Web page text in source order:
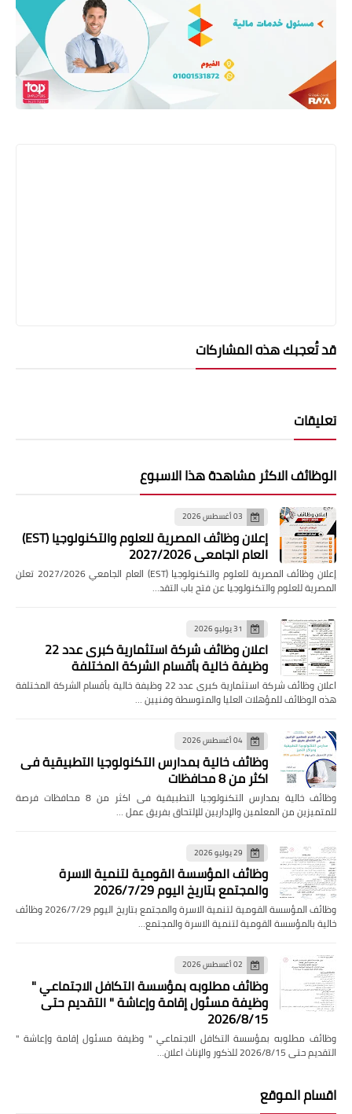
قد تُعجبك هذه المشاركات
تعليقات
الوظائف الاكثر مشاهدة هذا الاسبوع
03 أغسطس 2026
إعلان وظائف المصرية للعلوم والتكنولوجيا (EST)
العام الجامعي 2027/2026
إعلان وظائف المصرية للعلوم والتكنولوجيا (EST) العام الجامعي 2027/2026 تعلن
المصرية للعلوم والتكنولوجيا عن فتح باب التقد…
31 يوليو 2026
اعلان وظائف شركة استثمارية كبرى عدد 22
وظيفة خالية بأقسام الشركة المختلفة
اعلان وظائف شركة استثمارية كبرى عدد 22 وظيفة خالية بأقسام الشركة المختلفة
هذه الوظائف للمؤهلات العليا والمتوسطة وفنيين …
04 أغسطس 2026
وظائف خالية بمدارس التكنولوجيا التطبيقية فى
اكثر من 8 محافظات
وظائف خالية بمدارس التكنولوجيا التطبيقية فى اكثر من 8 محافظات فرصة
للمتميزين من المعلمين والإداريين للإلتحاق بفريق عمل …
29 يوليو 2026
وظائف المؤسسة القومية لتنمية الاسرة
والمجتمع بتاريخ اليوم 2026/7/29
وظائف المؤسسة القومية لتنمية الاسرة والمجتمع بتاريخ اليوم 2026/7/29 وظائف
خالية بالمؤسسة القومية لتنمية الاسرة والمجتمع…
02 أغسطس 2026
وظائف مطلوبه بمؤسسة التكافل الاجتماعي "
وظيفة مسئول إقامة وإعاشة " التقديم حتى
2026/8/15
وظائف مطلوبه بمؤسسة التكافل الاجتماعي " وظيفة مسئول إقامة وإعاشة "
التقديم حتى 2026/8/15 للذكور والإناث اعلان…
اقسام الموقع